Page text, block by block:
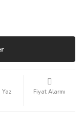
Yaz Fiyat Alarmı